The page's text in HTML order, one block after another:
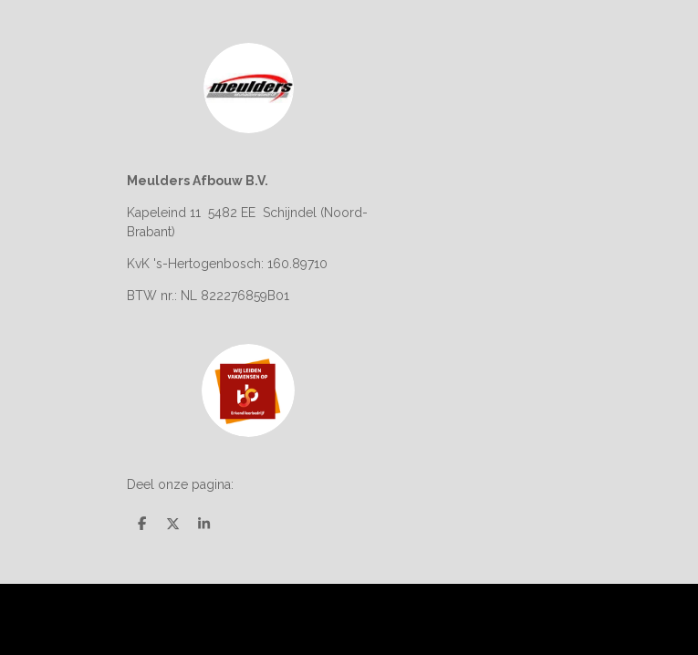
Meulders Afbouw B.V.
Kapeleind 11 5482 EE Schijndel (Noord-
Brabant)
KvK 's-Hertogenbosch: 160.89710
BTW nr.: NL 822276859B01
Deel onze pagina:
D
n
D
S
e